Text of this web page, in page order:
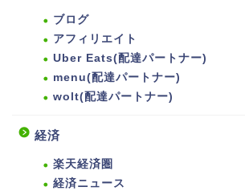
ブログ
アフィリエイト
Uber Eats(配達パートナー)
menu(配達パートナー)
wolt(配達パートナー)
経済
楽天経済圏
経済ニュース